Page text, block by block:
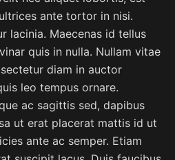
ante tortor in nisi.
lacinia. Maecenas id tellus
quis in nulla. Nullam vitae
diam in auctor
leo tempus ornare.
ac sagittis sed, dapibus
ut erat placerat mattis id ut
ante ac semper. Etiam